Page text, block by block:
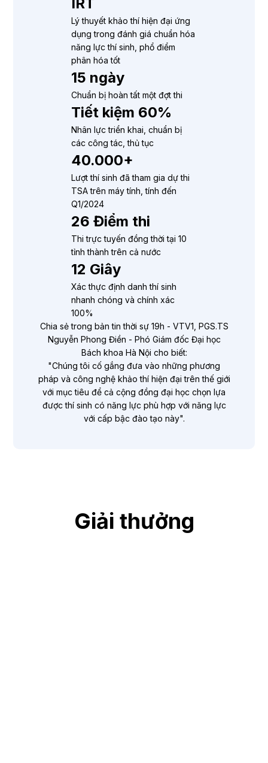
Lý thuyết khảo thí hiện đại ứng
dụng trong đánh giá chuẩn hóa
năng lực thí sinh, phổ điểm
phân hóa tốt
15 ngày
Chuẩn bị hoàn tất một đợt thi
Tiết kiệm 60%
Nhân lực triển khai, chuẩn bị
các công tác, thủ tục
40.000+
Lượt thí sinh đã tham gia dự thi
TSA trên máy tính, tính đến
Q1/2024
26 Điểm thi
Thi trực tuyến đồng thời tại 10
tỉnh thành trên cả nước
12 Giây
Xác thực định danh thí sinh
nhanh chóng và chính xác
100%
Chia sẻ trong bản tin thời sự 19h - VTV1, PGS.TS
Nguyễn Phong Điền - Phó Giám đốc Đại học
Bách khoa Hà Nội cho biết:
"Chúng tôi cố gắng đưa vào những phương
pháp và công nghệ khảo thí hiện đại trên thế giới
với mục tiêu để cả cộng đồng đại học chọn lựa
được thí sinh có năng lực phù hợp với năng lực
với cấp bậc đào tạo này".
Giải thưởng